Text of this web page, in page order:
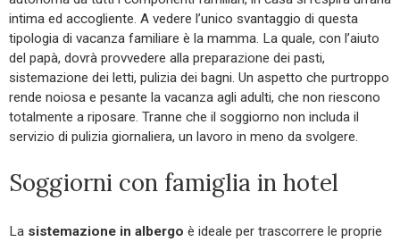
intima ed accogliente. A vedere l’unico svantaggio di questa
tipologia di vacanza familiare è la mamma. La quale, con l’aiuto
del papà, dovrà provvedere alla preparazione dei pasti,
sistemazione dei letti, pulizia dei bagni. Un aspetto che purtroppo
rende noiosa e pesante la vacanza agli adulti, che non riescono
totalmente a riposare. Tranne che il soggiorno non includa il
servizio di pulizia giornaliera, un lavoro in meno da svolgere.
Soggiorni con famiglia in hotel
La sistemazione in albergo è ideale per trascorrere le proprie